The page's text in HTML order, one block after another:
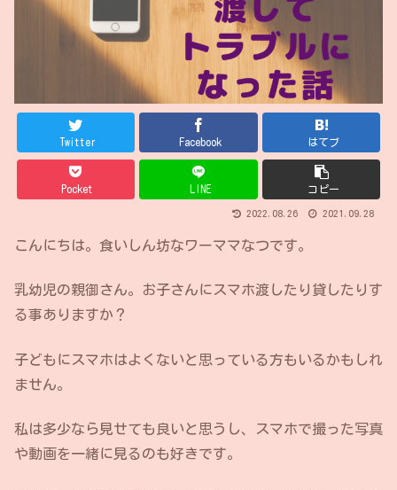
Twitter Facebook はてブ
Pocket LINE コピー
2022.08.26 2021.09.28
こんにちは。食いしん坊なワーママなつです。
乳幼児の親御さん。お子さんにスマホ渡したり貸したりす
る事ありますか？
子どもにスマホはよくないと思っている方もいるかもしれ
ません。
私は多少なら見せても良いと思うし、スマホで撮った写真
や動画を一緒に見るのも好きです。